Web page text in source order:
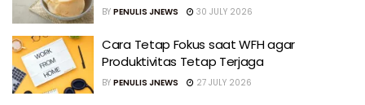
BY PENULIS JNEWS 30 JULY 2026
Cara Tetap Fokus saat WFH agar
Produktivitas Tetap Terjaga
BY PENULIS JNEWS 27 JULY 2026